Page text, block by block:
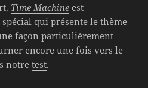
Time Machine est
qui présente le thème
façon particulièrement
encore une fois vers le
notretest.